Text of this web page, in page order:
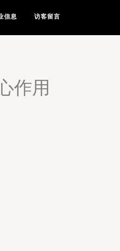
信息 访客留言
作用